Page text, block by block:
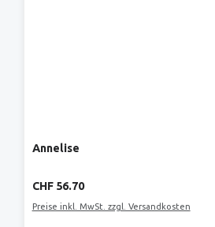
Annelise
Regulärer Preis:
CHF 56.70
Preise inkl. MwSt. zzgl. Versandkosten